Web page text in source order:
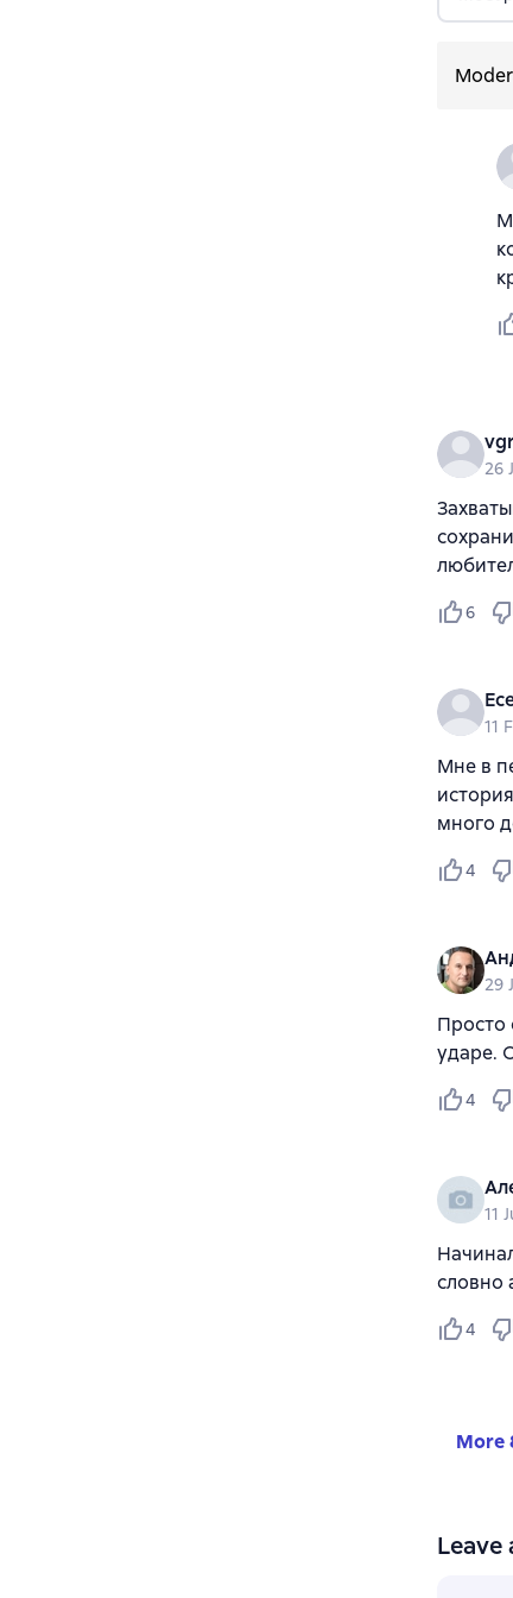
26
6
11
Мне в
много
4
29
Просто
ударе.
4
11
словно
4
More
Leave